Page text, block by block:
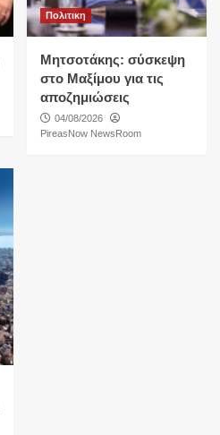
Πολιτικη
Μητσοτάκης: σύσκεψη
στο Μαξίμου για τις
αποζημιώσεις
04/08/2026
PireasNow NewsRoom